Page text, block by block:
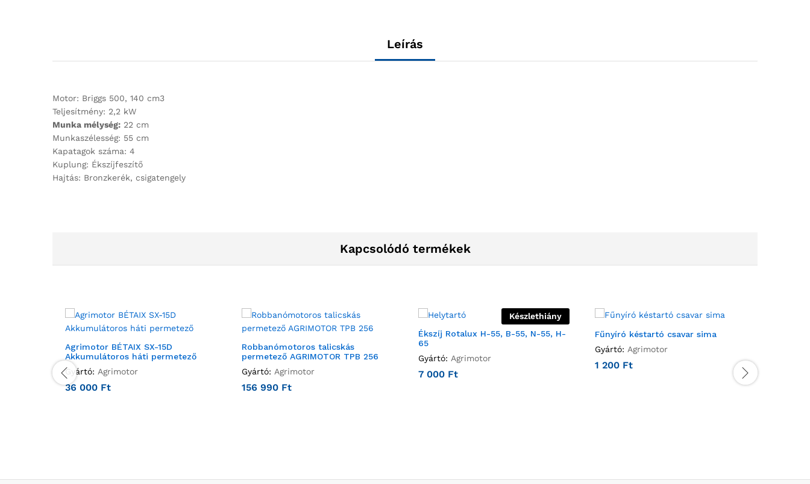
Leírás
Motor: Briggs 500, 140 cm3
Teljesítmény: 2,2 kW
Munka mélység: 22 cm
Munkaszélesség: 55 cm
Kapatagok száma: 4
Kuplung: Ékszíjfeszítő
Hajtás: Bronzkerék, csigatengely
Kapcsolódó termékek
Agrimotor BÉTAIX SX-15D
Akkumulátoros háti permetező
Gyártó: Agrimotor
36 000 Ft
Robbanómotoros talicskás
permetező AGRIMOTOR TPB 256
Gyártó: Agrimotor
156 990 Ft
Készlethiány
Ékszíj Rotalux H-55, B-55, N-55, H-
65
Gyártó: Agrimotor
7 000 Ft
Fűnyíró késtartó csavar sima
Gyártó: Agrimotor
1 200 Ft